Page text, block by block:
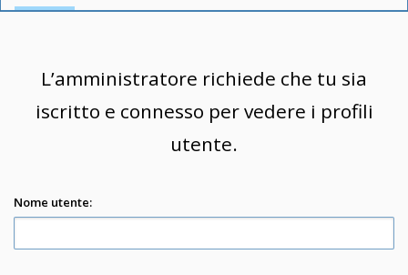
L’amministratore richiede che tu sia
iscritto e connesso per vedere i profili
utente.
Nome utente: